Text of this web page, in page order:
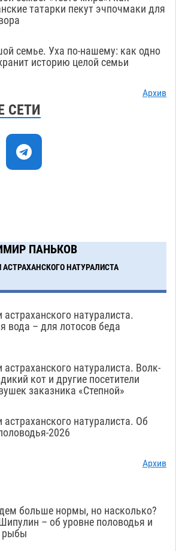
за рулем 05.08 373
возле Нового моста спасли
пенопласте
05.08 441
ответили на важный вопрос о
полях начался сбор томатов
на краю земли доверили
студентам
татарки пекут эчпочмаки для
семье. Уха по-нашему: как одно
историю целой семьи
Архив
СЕТИ
ПАНЬКОВ
АСТРАХАНСКОГО НАТУРАЛИСТА
астраханского натуралиста.
вода – для лотосов беда
астраханского натуралиста. Волк-
кот и другие посетители
заказника «Степной»
астраханского натуралиста. Об
2026
Архив
больше нормы, но насколько?
– об уровне половодья и
рыбы